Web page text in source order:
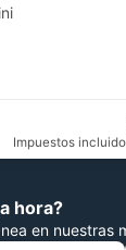
Impuestos
hora?
en nuestras